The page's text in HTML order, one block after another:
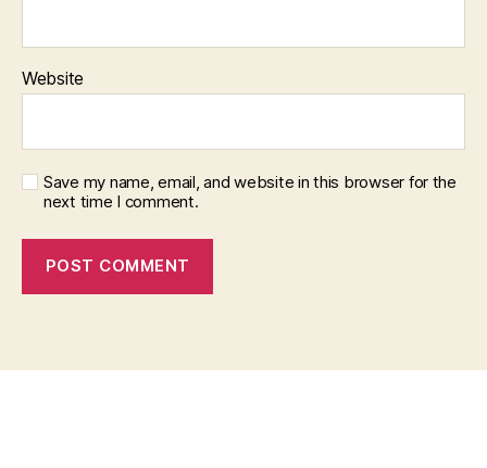
Website
Save my name, email, and website in this browser for the
next time I comment.